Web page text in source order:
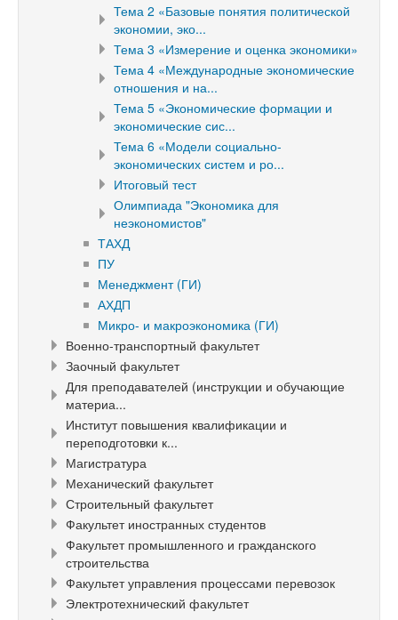
Тема 2 «Базовые понятия политической
экономии, эко...
Тема 3 «Измерение и оценка экономики»
Тема 4 «Международные экономические
отношения и на...
Тема 5 «Экономические формации и
экономические сис...
Тема 6 «Модели социально-
экономических систем и ро...
Итоговый тест
Олимпиада "Экономика для
неэкономистов"
ТАХД
ПУ
Менеджмент (ГИ)
АХДП
Микро- и макроэкономика (ГИ)
Военно-транспортный факультет
Заочный факультет
Для преподавателей (инструкции и обучающие
материа...
Институт повышения квалификации и
переподготовки к...
Магистратура
Механический факультет
Строительный факультет
Факультет иностранных студентов
Факультет промышленного и гражданского
строительства
Факультет управления процессами перевозок
Электротехнический факультет